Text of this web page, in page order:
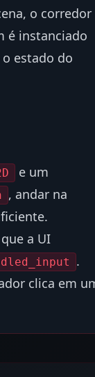
o corredor
é instanciado
estado do
e um
, andar na
a UI
.
clica em